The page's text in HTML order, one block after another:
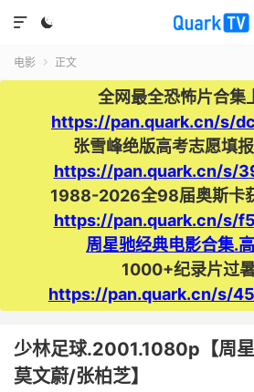


电影  正文
全网最全恐怖片合集
https://pan.quark.cn/s/
张雪峰绝版高考志愿填报
https://pan.quark.cn/s/
1988-2026全98届奥斯卡
https://pan.quark.cn/s/
周星驰经典电影合集.
1000+纪录片过暑
https://pan.quark.cn/s/
少林足球.2001.1080p【周
莫文蔚/张柏芝】